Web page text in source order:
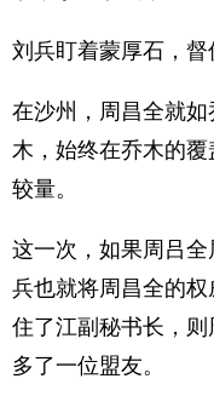
刘兵盯着蒙厚石，督
在沙州，周昌全就
木，始终在乔木的
较量。
这一次，如果周吕
兵也就将周昌全的
住了江副秘书长，
多了一位盟友。